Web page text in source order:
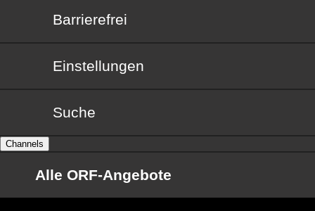
Barrierefrei
Barrierefrei
Einstellungen
Suche
Channels
Alle ORF-Angebote